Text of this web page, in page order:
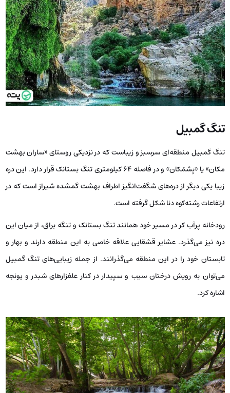
تنگ گمبیل
تنگ گمبیل منطقه‌ای سرسبز و زیباست که در نزدیکی روستای «ساران بهشت
مکان» یا «بِشمَکان» و در فاصله 64 کیلومتری تنگ بستانک قرار دارد. این دره
زیبا یکی دیگر از دره‌های شگفت‌انگیز اطراف بهشت گمشده شیراز است که در
ارتفاعات رشته‌کوه دنا شکل گرفته است.
رودخانه پرآب کر در مسیر خود همانند تنگ بستانک و تنگه براق، از میان این
دره نیز می‌گذرد. عشایر قشقایی علاقه خاصی به این منطقه دارند و بهار و
تابستان خود را در این منطقه می‌گذرانند. از جمله زیبایی‌های تنگ گمبیل
می‌توان به رویش درختان سیب و سپیدار در کنار علفزارهای شبدر و یونجه
اشاره کرد.